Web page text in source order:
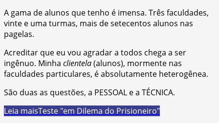
A gama de alunos que tenho é imensa. Três faculdades,
vinte e uma turmas, mais de setecentos alunos nas
pagelas.
Acreditar que eu vou agradar a todos chega a ser
ingênuo. Minha clientela(alunos), mormente nas
faculdades particulares, é absolutamente heterogênea.
São duas as questões, a PESSOAL e a TÉCNICA.
Leia maisTeste "em Dilema do Prisioneiro"